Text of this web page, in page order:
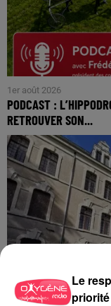
1er août 2026
PODCAST :
RETROUVER SON...
Le
priorité